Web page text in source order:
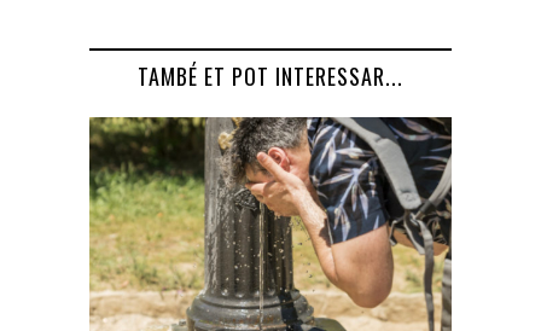
TAMBÉ ET POT INTERESSAR...